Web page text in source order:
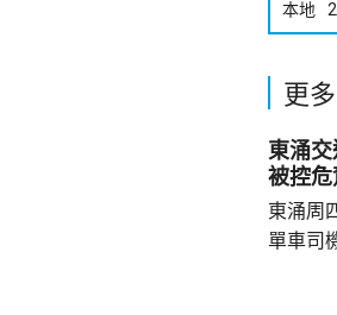
本地
更
東涌
被控
東涌周
單車司